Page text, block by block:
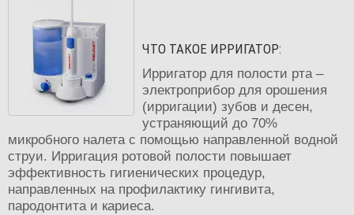
ЧТО ТАКОЕ ИРРИГАТОР:
Ирригатор для полости рта –
электроприбор для орошения
(ирригации) зубов и десен,
устраняющий до 70%
микробного налета с помощью направленной водной
струи. Ирригация ротовой полости повышает
эффективность гигиенических процедур,
направленных на профилактику гингивита,
пародонтита и кариеса.